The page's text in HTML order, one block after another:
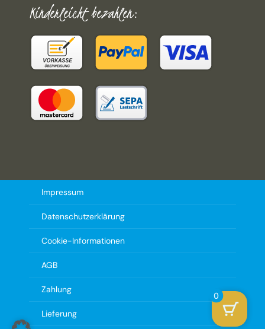
Kinderleicht bezahlen:
Impressum
Datenschutzerklärung
Cookie-Informationen
AGB
Zahlung
Lieferung
0